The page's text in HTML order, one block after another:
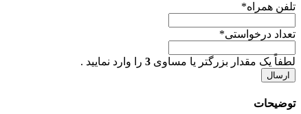
تلفن همراه*
تعداد درخواستی*
لطفاً یک مقدار بزرگتر یا مساوی 3 را وارد نمایید .
توضیحات